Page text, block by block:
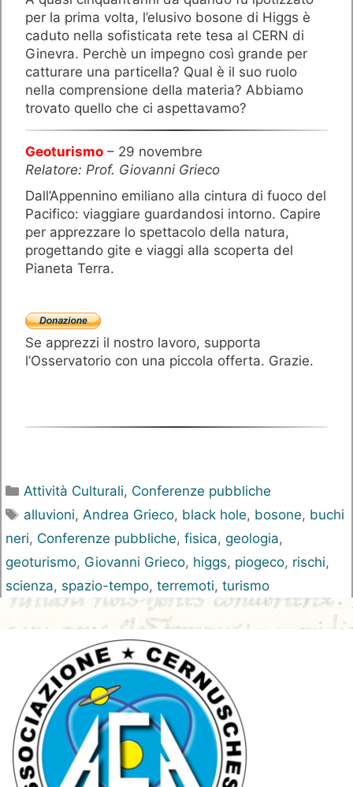
per la prima volta, l’elusivo bosone di Higgs è
caduto nella sofisticata rete tesa al CERN di
Ginevra. Perchè un impegno così grande per
catturare una particella? Qual è il suo ruolo
nella comprensione della materia? Abbiamo
trovato quello che ci aspettavamo?
Geoturismo – 29 novembre
Relatore: Prof. Giovanni Grieco
Dall’Appennino emiliano alla cintura di fuoco del
Pacifico: viaggiare guardandosi intorno. Capire
per apprezzare lo spettacolo della natura,
progettando gite e viaggi alla scoperta del
Pianeta Terra.
Se apprezzi il nostro lavoro, supporta
l’Osservatorio con una piccola offerta. Grazie.
Categorie
Attività Culturali, Conferenze pubbliche
Tag
alluvioni, Andrea Grieco, black hole, bosone, buchi
neri, Conferenze pubbliche, fisica, geologia,
geoturismo, Giovanni Grieco, higgs, piogeco, rischi,
scienza, spazio-tempo, terremoti, turismo